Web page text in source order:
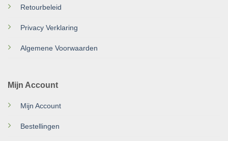
Retourbeleid
Privacy Verklaring
Algemene Voorwaarden
Mijn Account
Mijn Account
Bestellingen